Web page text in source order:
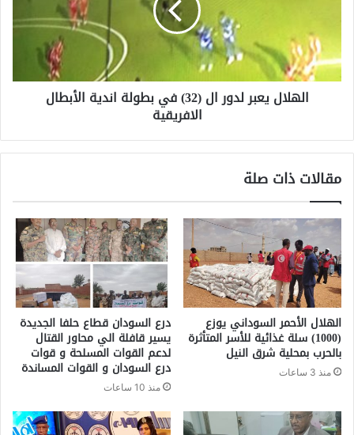
الهلال يعبر لدور ال (32) في بطولة اندية الأبطال
الافريقية
مقالات ذات صلة
الهلال الأحمر السوداني يوزع
(1000) سلة غذائية للأسر المتأثرة
بالحرب بمحلية شرق النيل
منذ 3 ساعات
درع السودان قطاع حلفا الجديدة
يسير قافلة الي محاور القتال
لدعم القوات المسلحة و قوات
درع السودان و القوات المساندة
منذ 10 ساعات